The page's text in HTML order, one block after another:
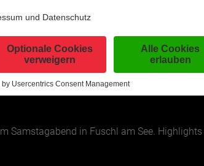
Fuschl am See. Es gab jeweils 3
dabei.
Samstagabend in Fuschl am See.